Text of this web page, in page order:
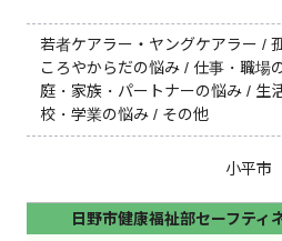
若者ケアラー・ヤングケアラー /
ころやからだの悩み / 仕事・職場
庭・家族・パートナーの悩み / 生
校・学業の悩み / その他
小平市
日野市健康福祉部セーフティ